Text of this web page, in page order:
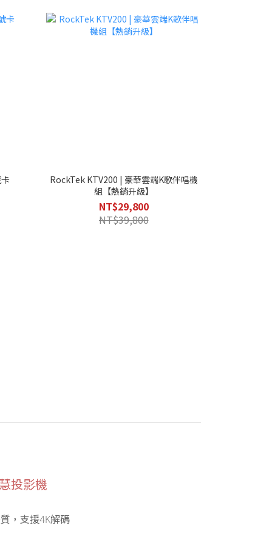
RockTek KTV200 | 豪華雲端K歌伴唱機
組【熱銷升級】
NT$29,800
NT$39,800
投影機
，支援4K解碼